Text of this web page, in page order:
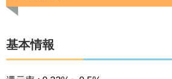
基本情報